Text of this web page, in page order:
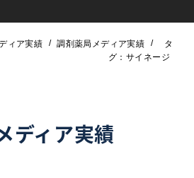
ィア実績 / 調剤薬局メディア実績 /
タ
グ：サイネージ
ディア実績